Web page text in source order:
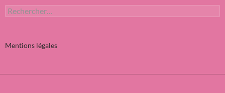
Rechercher :
Mentions légales